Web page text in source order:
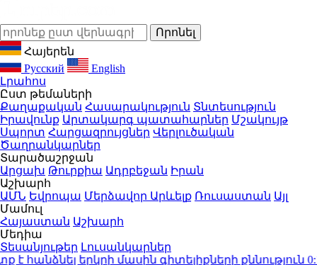
Հայերեն
Русский
English
Լրահոս
Ըստ թեմաների
Քաղաքական Հասարակություն Տնտեսություն
Իրավունք Արտակարգ պատահարներ Մշակույթ
Սպորտ Հարցազրույցներ Վերլուծական
Ծաղրանկարներ
Տարածաշրջան
Արցախ Թուրքիա Ադրբեջան Իրան
Աշխարհ
ԱՄՆ Եվրոպա Մերձավոր Արևելք Ռուսաստան Այլ
Մամուլ
Հայաստան Աշխարհ
Մեդիա
Տեսանյութեր Լուսանկարներ
երկրի մասին գիտելիքների քննություն0:16